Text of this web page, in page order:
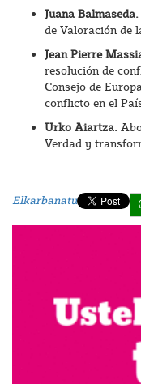
Juana Balmaseda.
de Valoración de
Jean Pierre
resolución de
Consejo de
conflicto en el
Urko Aiartza.
Verdad y
Elkarbanatu